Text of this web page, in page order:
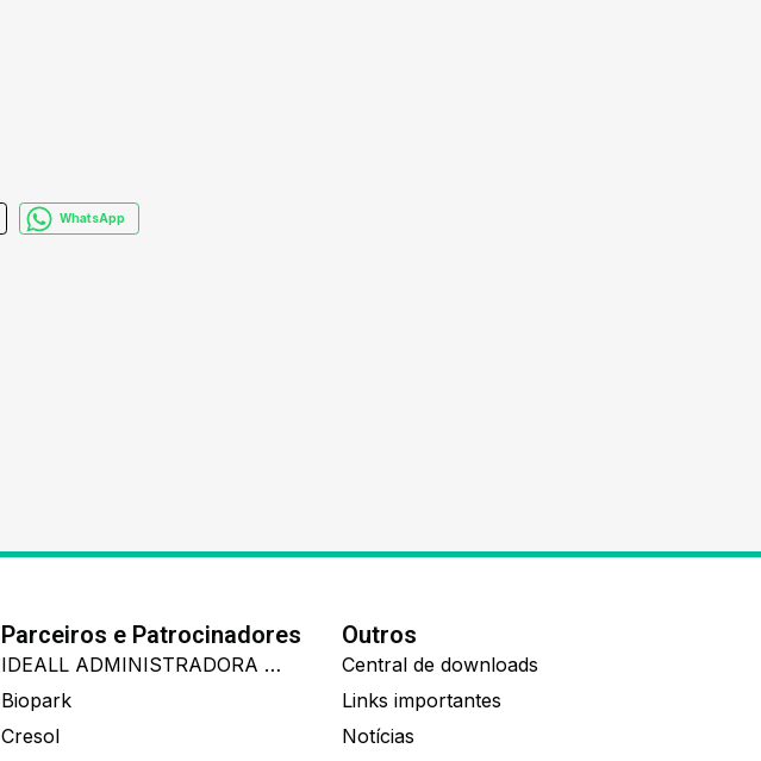
WhatsApp
Parceiros e Patrocinadores
IDEALL ADMINISTRADORA DE BENEFÍCIOS
Biopark
Cresol
Outros
Central de downloads
Links importantes
Notícias